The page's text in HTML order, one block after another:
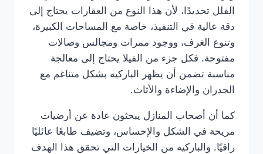
الفلل تحديدًا، لأن هذا النوع من العقارات يحتاج إلى
دقة عالية في التنفيذ، خاصة مع المساحات الكبيرة،
وتنوع الغرف، ووجود ممرات ومجالس وصالات
مفتوحة. فكل جزء من الفيلا يحتاج إلى معالجة
مناسبة تضمن أن يظهر الباركيه بشكل متناغم مع
الجدران والإضاءة والأثاث.
كما أن أصحاب المنازل يبحثون عادة عن أرضيات
مريحة في الشكل والإحساس، وتضيف طابعًا عائليًا
راقيًا. والباركيه من الخيارات التي تحقق هذا الهدف